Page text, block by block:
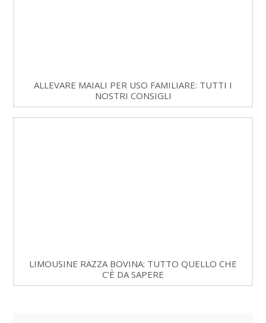
ALLEVARE MAIALI PER USO FAMILIARE: TUTTI I
NOSTRI CONSIGLI
LIMOUSINE RAZZA BOVINA: TUTTO QUELLO CHE
C’È DA SAPERE